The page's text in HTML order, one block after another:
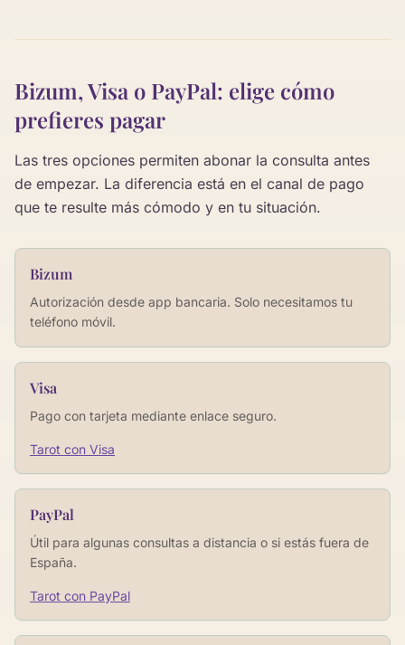
Bizum, Visa o PayPal: elige cómo
prefieres pagar
Las tres opciones permiten abonar la consulta antes
de empezar. La diferencia está en el canal de pago
que te resulte más cómodo y en tu situación.
Bizum
Autorización desde app bancaria. Solo necesitamos tu
teléfono móvil.
Visa
Pago con tarjeta mediante enlace seguro.
Tarot con Visa
PayPal
Útil para algunas consultas a distancia o si estás fuera de
España.
Tarot con PayPal